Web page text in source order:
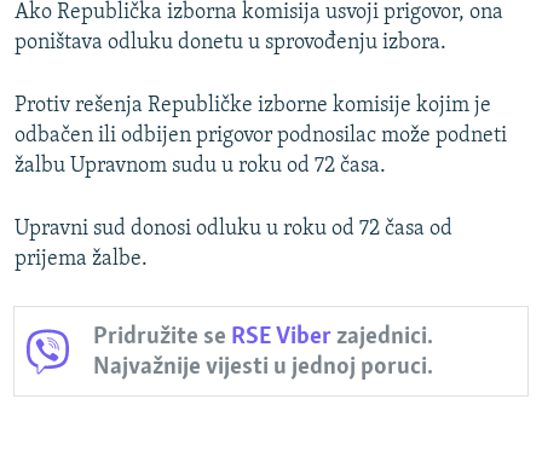
Ako Republička izborna komisija usvoji prigovor, ona
poništava odluku donetu u sprovođenju izbora.
Protiv rešenja Republičke izborne komisije kojim je
odbačen ili odbijen prigovor podnosilac može podneti
žalbu Upravnom sudu u roku od 72 časa.
Upravni sud donosi odluku u roku od 72 časa od
prijema žalbe.
Pridružite se RSE Viberzajednici.
Najvažnije vijesti u jednoj poruci.